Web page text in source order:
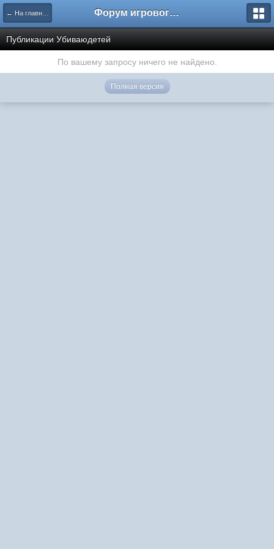
← На главную Форум игрового проекта Riverrise
Публикации Убиваюдетей
По вашему запросу ничего не найдено.
Полная версия